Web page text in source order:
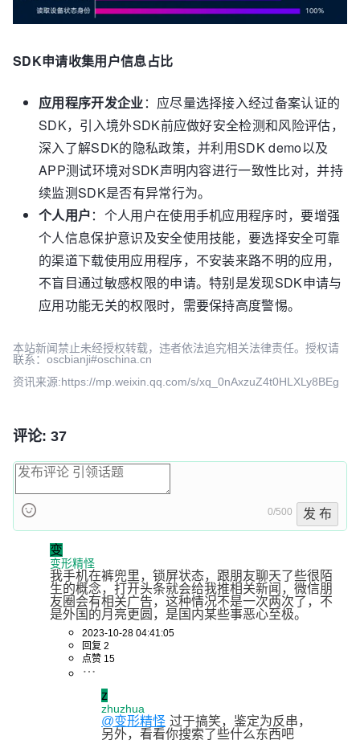
SDK申请收集用户信息占比
应用程序开发企业：应尽量选择接入经过备案认证的
SDK，引入境外SDK前应做好安全检测和风险评估，
深入了解SDK的隐私政策，并利用SDK demo以及
APP测试环境对SDK声明内容进行一致性比对，并持
续监测SDK是否有异常行为。
个人用户：个人用户在使用手机应用程序时，要增强
个人信息保护意识及安全使用技能，要选择安全可靠
的渠道下载使用应用程序，不安装来路不明的应用，
不盲目通过敏感权限的申请。特别是发现SDK申请与
应用功能无关的权限时，需要保持高度警惕。
本站新闻禁止未经授权转载，违者依法追究相关法律责任。授权请
联系：oscbianji#oschina.cn
资讯来源:https://mp.weixin.qq.com/s/xq_0nAxzuZ4t0HLXLy8BEg
评论: 37
0/500 发 布
变
变形精怪
我手机在裤兜里，锁屏状态，跟朋友聊天了些很陌
生的概念，打开头条就会给我推相关新闻，微信朋
友圈会有相关广告，这种情况不是一次两次了，不
是外国的月亮更圆，是国内某些事恶心至极。
2023-10-28 04:41:05
回复 2
点赞 15
z
zhuzhua
@变形精怪 过于搞笑，鉴定为反串，
另外，看看你搜索了些什么东西吧